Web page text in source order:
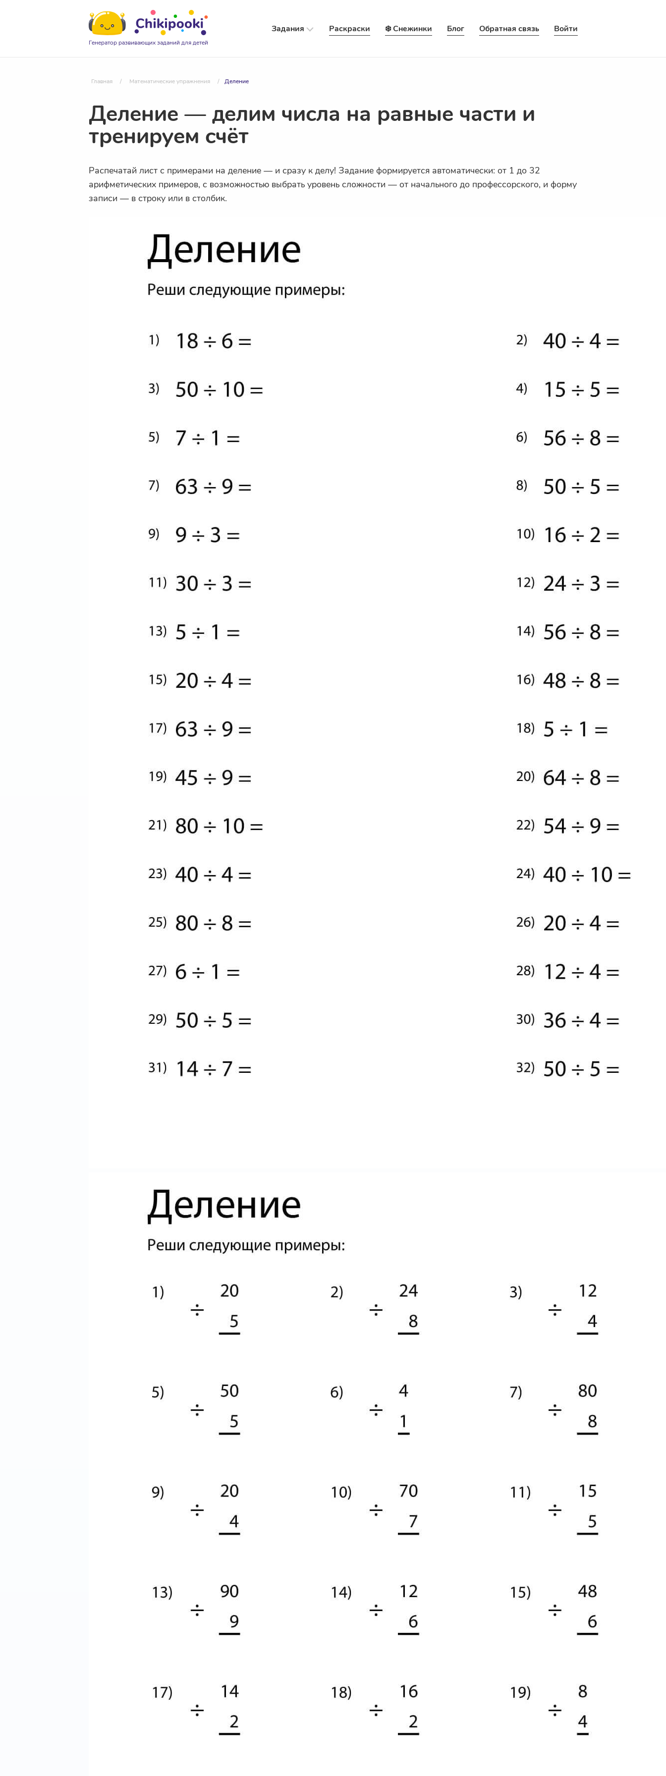
Генератор развивающих заданий для детей
Задания Раскраски ❄️ Снежинки Блог Обратная связь Войти
Главная / Математические упражнения / Деление
Деление — делим числа на равные части и
тренируем счёт
Распечатай лист с примерами на деление— и сразу к делу! Задание формируется автоматически: от 1 до 32
арифметических примеров, с возможностью выбрать уровень сложности — от начального до профессорского, и форму
записи — в строку или в столбик.